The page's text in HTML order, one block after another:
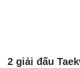
2 giải đấu